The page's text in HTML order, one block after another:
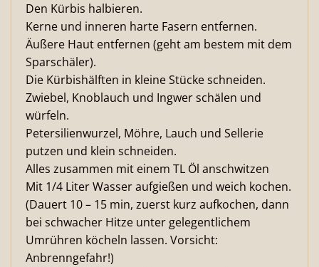
Den Kürbis halbieren.
Kerne und inneren harte Fasern entfernen.
Äußere Haut entfernen (geht am bestem mit dem
Sparschäler).
Die Kürbishälften in kleine Stücke schneiden.
Zwiebel, Knoblauch und Ingwer schälen und
würfeln.
Petersilienwurzel, Möhre, Lauch und Sellerie
putzen und klein schneiden.
Alles zusammen mit einem TL Öl anschwitzen
Mit 1/4 Liter Wasser aufgießen und weich kochen.
(Dauert 10 – 15 min, zuerst kurz aufkochen, dann
bei schwacher Hitze unter gelegentlichem
Umrühren köcheln lassen. Vorsicht:
Anbrenngefahr!)